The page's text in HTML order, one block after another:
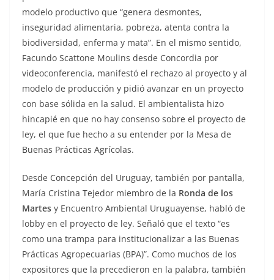
modelo productivo que “genera desmontes,
inseguridad alimentaria, pobreza, atenta contra la
biodiversidad, enferma y mata”. En el mismo sentido,
Facundo Scattone Moulins desde Concordia por
videoconferencia, manifestó el rechazo al proyecto y al
modelo de producción y pidió avanzar en un proyecto
con base sólida en la salud. El ambientalista hizo
hincapié en que no hay consenso sobre el proyecto de
ley, el que fue hecho a su entender por la Mesa de
Buenas Prácticas Agrícolas.
Desde Concepción del Uruguay, también por pantalla,
María Cristina Tejedor miembro de la Ronda de los
Martes y Encuentro Ambiental Uruguayense, habló de
lobby en el proyecto de ley. Señaló que el texto “es
como una trampa para institucionalizar a las Buenas
Prácticas Agropecuarias (BPA)”. Como muchos de los
expositores que la precedieron en la palabra, también